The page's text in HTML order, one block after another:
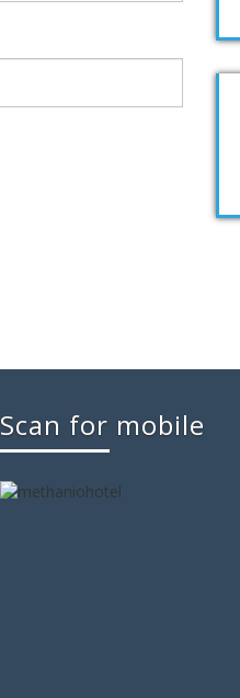
Scan for mobile